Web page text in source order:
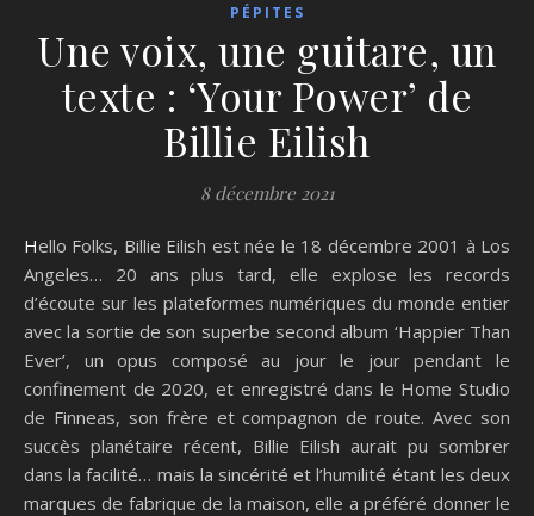
PÉPITES
Une voix, une guitare, un
texte : ‘Your Power’ de
Billie Eilish
8 décembre 2021
Hello Folks, Billie Eilish est née le 18 décembre 2001 à Los
Angeles… 20 ans plus tard, elle explose les records
d’écoute sur les plateformes numériques du monde entier
avec la sortie de son superbe second album ‘Happier Than
Ever’, un opus composé au jour le jour pendant le
confinement de 2020, et enregistré dans le Home Studio
de Finneas, son frère et compagnon de route. Avec son
succès planétaire récent, Billie Eilish aurait pu sombrer
dans la facilité… mais la sincérité et l’humilité étant les deux
marques de fabrique de la maison, elle a préféré donner le